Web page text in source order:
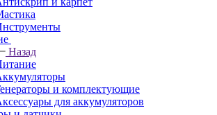
Назад
и комплектующие
для аккумуляторов